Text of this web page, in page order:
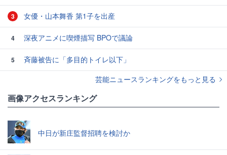
3 女優・山本舞香 第1子を出産
4 深夜アニメに喫煙描写 BPOで議論
5
斉藤被告に「多目的トイレ以下」
芸能ニュースランキングをもっと見る
画像アクセスランキング
中日が新庄監督招聘を検討か